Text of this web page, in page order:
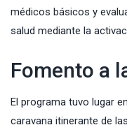
médicos básicos y
salud mediante la
Fomento a
El programa tuvo lugar
caravana itinerante de